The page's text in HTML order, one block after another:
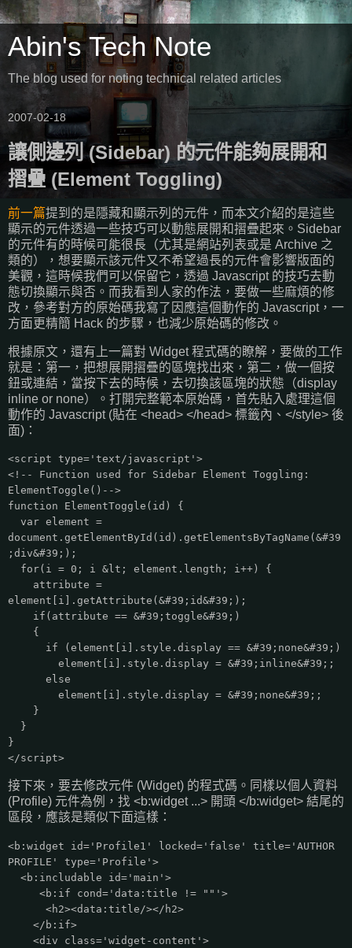
Abin's Tech Note
The blog used for noting technical related articles
2007-02-18
讓側邊列 (Sidebar) 的元件能夠展開和
摺疊 (Element Toggling)
前一篇提到的是隱藏和顯示列的元件，而本文介紹的是這些
顯示的元件透過一些技巧可以動態展開和摺疊起來。Sidebar
的元件有的時候可能很長（尤其是網站列表或是 Archive 之
類的），想要顯示該元件又不希望過長的元件會影響版面的
美觀，這時候我們可以保留它，透過 Javascript 的技巧去動
態切換顯示與否。而我看到人家的作法，要做一些麻煩的修
改，參考對方的原始碼我寫了因應這個動作的 Javascript，一
方面更精簡 Hack 的步驟，也減少原始碼的修改。
根據原文，還有上一篇對 Widget 程式碼的瞭解，要做的工作
就是：第一，把想展開摺疊的區塊找出來，第二，做一個按
鈕或連結，當按下去的時候，去切換該區塊的狀態（display
inline or none）。打開完整範本原始碼，首先貼入處理這個
動作的 Javascript (貼在 <head> </head> 標籤內、</style> 後
面)：
<script type='text/javascript'>
<!-- Function used for Sidebar Element Toggling:
ElementToggle()-->
function ElementToggle(id) {
var element =
document.getElementById(id).getElementsByTagName(&#39
;div&#39;);
for(i = 0; i &lt; element.length; i++) {
attribute =
element[i].getAttribute(&#39;id&#39;);
if(attribute == &#39;toggle&#39;)
{
if (element[i].style.display == &#39;none&#39;)
element[i].style.display = &#39;inline&#39;;
else
element[i].style.display = &#39;none&#39;;
}
}
}
</script>
接下來，要去修改元件 (Widget) 的程式碼。同樣以個人資料
(Profile) 元件為例，找 <b:widget ...> 開頭 </b:widget> 結尾的
區段，應該是類似下面這樣：
<b:widget id='Profile1' locked='false' title='AUTHOR
PROFILE' type='Profile'>
<b:includable id='main'>
<b:if cond='data:title != ""'>
<h2><data:title/></h2>
</b:if>
<div class='widget-content'>